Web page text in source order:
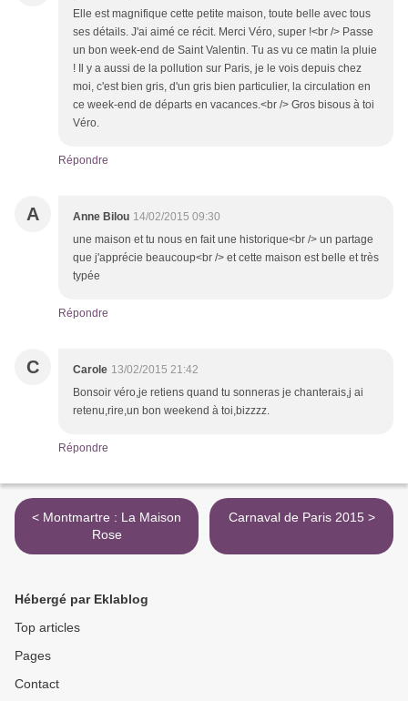
Elle est magnifique cette petite maison, toute belle avec tous
ses détails. J'ai aimé ce récit. Merci Véro, super !<br /> Passe
un bon week-end de Saint Valentin. Tu as vu ce matin la pluie
! Il y a aussi de la pollution sur Paris, je le vois depuis chez
moi, c'est bien gris, d'un gris bien particulier, la circulation en
ce week-end de départs en vacances.<br /> Gros bisous à toi
Véro.
Répondre
A Anne Bilou 14/02/2015 09:30
une maison et tu nous en fait une historique<br /> un partage
que j'apprécie beaucoup<br /> et cette maison est belle et très
typée
Répondre
C Carole 13/02/2015 21:42
Bonsoir véro,je retiens quand tu sonneras je chanterais,j ai
retenu,rire,un bon weekend à toi,bizzzz.
Répondre
< Montmartre : La Maison
Rose
Carnaval de Paris 2015 >
Hébergé par Eklablog
Top articles
Pages
Contact